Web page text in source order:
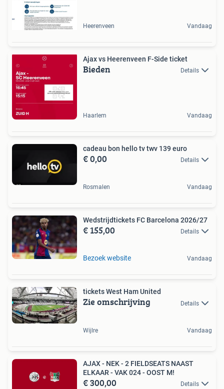
Heerenveen Vandaag
Ajax vs Heerenveen F-Side ticket
Bieden Details
Haarlem Vandaag
cadeau bon hello tv twv 139 euro
€ 0,00 Details
Rosmalen Vandaag
Wedstrijdtickets FC Barcelona 2026/27
€ 155,00 Details
Bezoek website Vandaag
tickets West Ham United
Zie omschrijving Details
Wijlre Vandaag
AJAX - NEK - 2 FIELDSEATS NAAST
ELKAAR - VAK 024 - OOST M!
€ 300,00 Details